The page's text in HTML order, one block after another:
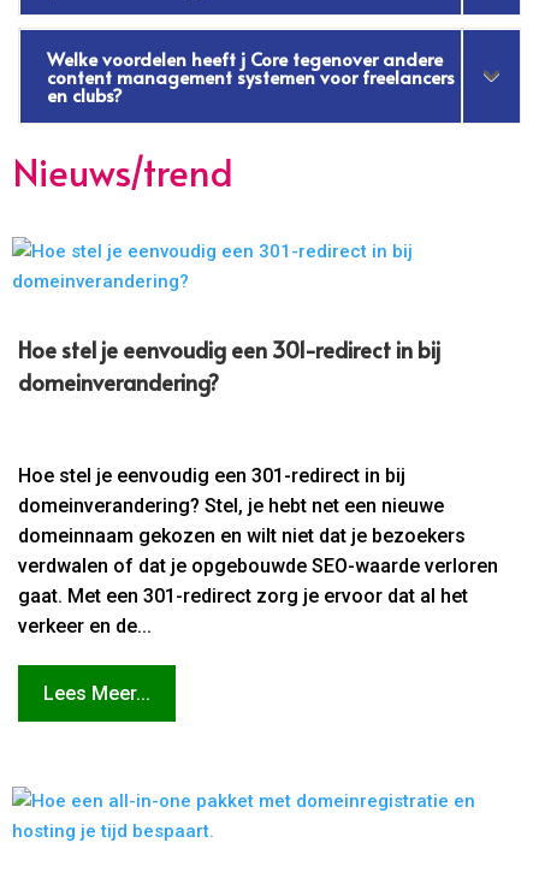
Welke voordelen heeft j Core tegenover andere
content management systemen voor freelancers
en clubs?
Nieuws/trend
Hoe stel je eenvoudig een 301-redirect in bij
domeinverandering?
Hoe stel je eenvoudig een 301-redirect in bij
domeinverandering? Stel, je hebt net een nieuwe
domeinnaam gekozen en wilt niet dat je bezoekers
verdwalen of dat je opgebouwde SEO-waarde verloren
gaat. Met een 301-redirect zorg je ervoor dat al het
verkeer en de...
Lees Meer...